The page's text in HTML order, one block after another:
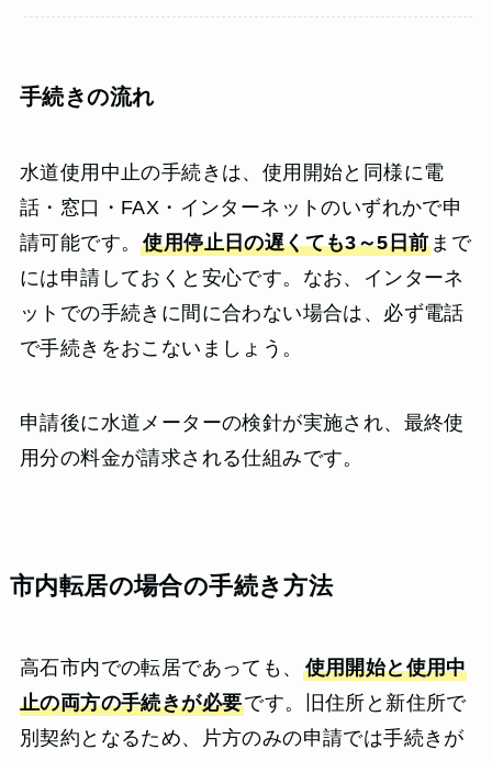
手続きの流れ
水道使用中止の手続きは、使用開始と同様に電
話・窓口・FAX・インターネットのいずれかで申
請可能です。使用停止日の遅くても3～5日前 まで
には申請しておくと安心です。なお、インターネ
ットでの手続きに間に合わない場合は、必ず電話
で手続きをおこないましょう。
申請後に水道メーターの検針が実施され、最終使
用分の料金が請求される仕組みです。
市内転居の場合の手続き方法
高石市内での転居であっても、 使用開始と使用中
止の両方の手続きが必要です。旧住所と新住所で
別契約となるため、片方のみの申請では手続きが